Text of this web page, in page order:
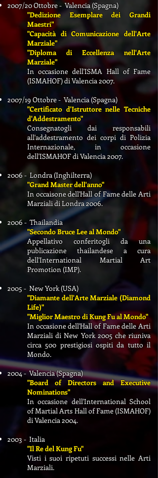
2007/20 Ottobre - Valencia (Spagna)
"Dedizione Esemplare dei Grandi
Maestri"
"Capacità di Comunicazione dell'Arte
Marziale"
"Diploma di Eccellenza nell'Arte
Marziale"
In occasione dell'ISMA Hall of Fame
(ISMAHOF) di Valencia 2007.
2007/19 Ottobre - Valencia (Spagna)
"Certificato d'Istruttore nelle Tecniche
d'Addestramento"
Consegnatogli dai responsabili
all'addestramento dei corpi di Polizia
Internazionale, in occasione
dell'ISMAHOF di Valencia 2007.
2006 - Londra (Inghilterra)
"Grand Master dell'anno"
In occaisone dell'Hall of Fame delle Arti
Marziali di Londra 2006.
2006 - Thailandia
"Secondo Bruce Lee al Mondo"
Appellativo conferitogli da una
publicazione thailandese a cura
dell'International Martial Art
Promotion (IMP).
2005 - New York (USA)
"Diamante dell'Arte Marziale (Diamond
Life)"
"Miglior Maestro di Kung Fu al Mondo"
In occasione dell'Hall of Fame delle Arti
Marziali di New York 2005 che riuniva
circa 500 prestigiosi ospiti da tutto il
Mondo.
2004 - Valencia (Spagna)
"Board of Directors and Executive
Nominations"
In occasione dell'International School
of Martial Arts Hall of Fame (ISMAHOF)
di Valencia 2004.
2003 - Italia
"Il Re del Kung Fu"
Visti i suoi ripetuti successi nelle Arti
Marziali.